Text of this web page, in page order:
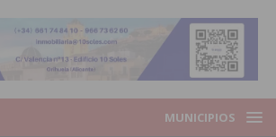
MUNICIPIOS